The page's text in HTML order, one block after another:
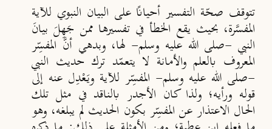
تتوقف صحّة التفسير أحيانًا على البيان النبوي للآية
المفسَّرة، بحيث يقع الخطأ في تفسيرها ممن جَهِلَ بيانَ
النبي -صلى الله عليه وسلم- لها، وبدهي أنَّ المفسِر
المعروف بالعلم والأمانة لا يتعمد ترك حديث النبي
-صلى الله عليه وسلم- المفسِر للآية ويَعْدِل عنه إلى
قوله ورأيه؛ ولذا كان الأجدر بالناقد في مثل تلك
الحال الاعتذار عن المفسِر بكون الحديث لم يبلغه، وهو